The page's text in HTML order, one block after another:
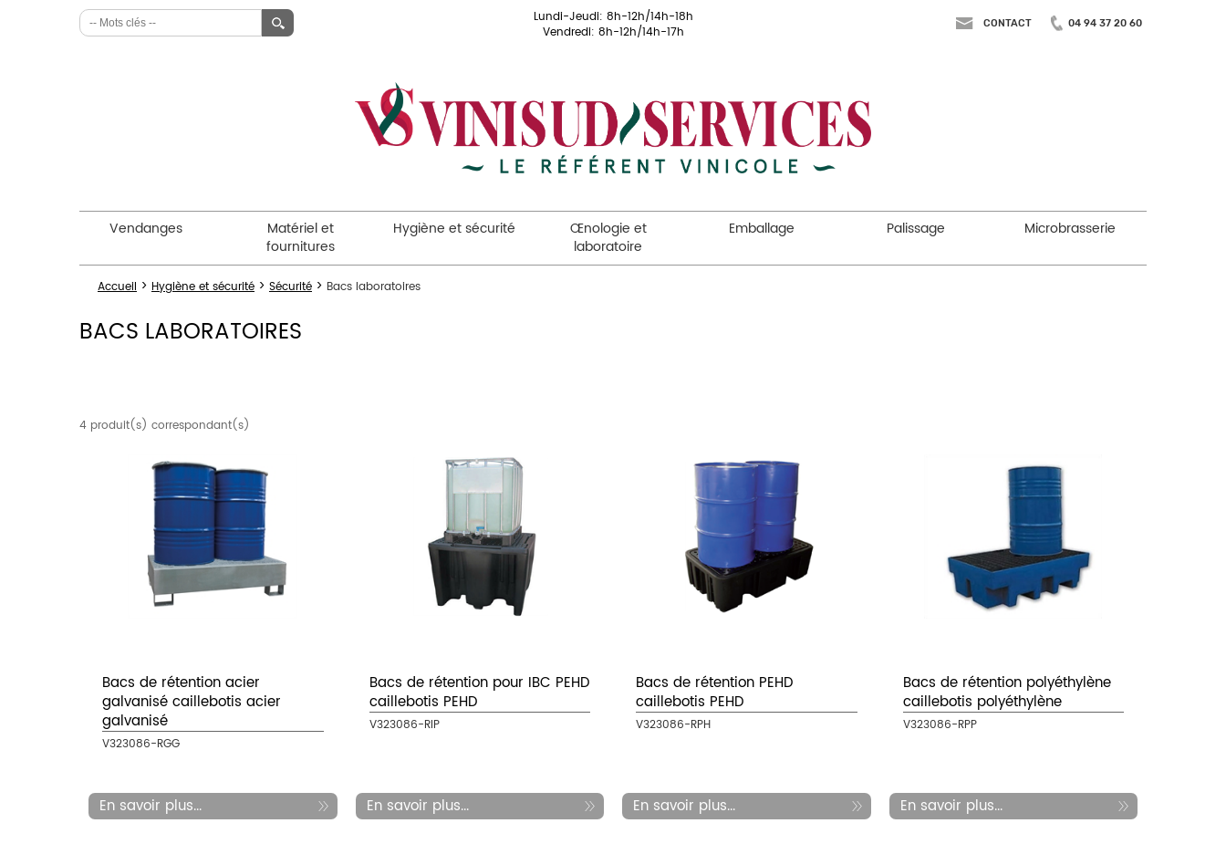
Lundi-Jeudi: 8h-12h/14h-18h
Vendredi: 8h-12h/14h-17h
04 94 37 20 60
CONTACT
Vendanges
Matériel et
fournitures
Hygiène et sécurité
Œnologie et
laboratoire
Emballage Palissage Microbrasserie
Accueil > Hygiène et sécurité > Sécurité > Bacs laboratoires
BACS LABORATOIRES
4 produit(s) correspondant(s)
Bacs de rétention acier
galvanisé caillebotis acier
galvanisé
V323086-RGG
En savoir plus...
Bacs de rétention pour IBC PEHD
caillebotis PEHD
V323086-RIP
En savoir plus...
Bacs de rétention PEHD
caillebotis PEHD
V323086-RPH
En savoir plus...
Bacs de rétention polyéthylène
caillebotis polyéthylène
V323086-RPP
En savoir plus...